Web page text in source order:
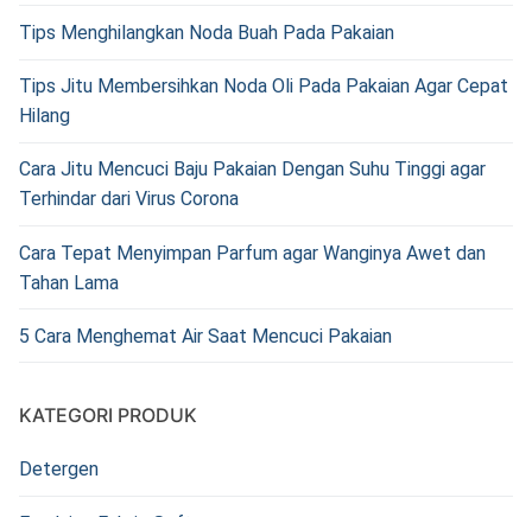
Tips Menghilangkan Noda Buah Pada Pakaian
Tips Jitu Membersihkan Noda Oli Pada Pakaian Agar Cepat
Hilang
Cara Jitu Mencuci Baju Pakaian Dengan Suhu Tinggi agar
Terhindar dari Virus Corona
Cara Tepat Menyimpan Parfum agar Wanginya Awet dan
Tahan Lama
5 Cara Menghemat Air Saat Mencuci Pakaian
KATEGORI PRODUK
Detergen